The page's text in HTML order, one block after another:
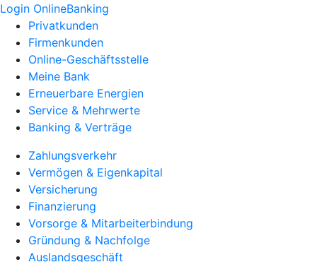
Login OnlineBanking
Privatkunden
Firmenkunden
Online-Geschäftsstelle
Meine Bank
Erneuerbare Energien
Service & Mehrwerte
Banking & Verträge
Zahlungsverkehr
Vermögen & Eigenkapital
Versicherung
Finanzierung
Vorsorge & Mitarbeiterbindung
Gründung & Nachfolge
Auslandsgeschäft